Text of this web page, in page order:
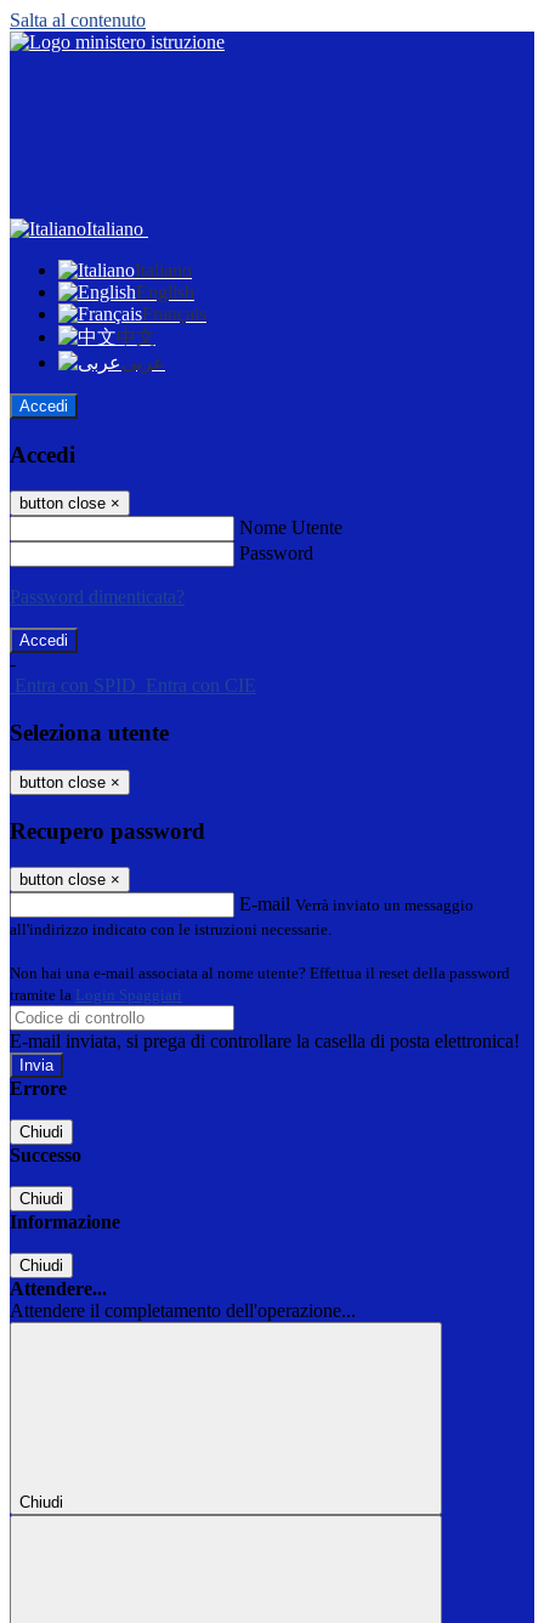
Salta al contenuto
Italiano
Italiano
English
Français
中文
عربى
Accedi
Accedi
button close ×
Nome Utente
Password
Password dimenticata?
-
Entra con SPID
Entra con CIE
Seleziona utente
button close ×
Recupero password
button close ×
E-mail Verrà inviato un messaggio
all'indirizzo indicato con le istruzioni necessarie.
Non hai una e-mail associata al nome utente? Effettua il reset della password
tramite la Login Spaggiari
E-mail inviata, si prega di controllare la casella di posta elettronica!
Errore
Chiudi
Successo
Chiudi
Informazione
Chiudi
Attendere...
Attendere il completamento dell'operazione...
Chiudi